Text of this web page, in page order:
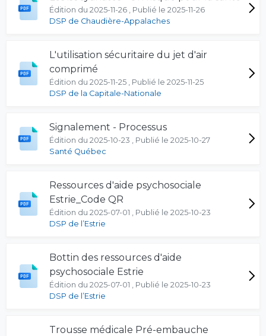
Édition du 2025-11-26 , Publié le 2025-11-26
DSP de Chaudière-Appalaches
L'utilisation sécuritaire du jet d'air
comprimé
Édition du 2025-11-25 , Publié le 2025-11-25
DSP de la Capitale-Nationale
Signalement - Processus
Édition du 2025-10-23 , Publié le 2025-10-27
Santé Québec
Ressources d'aide psychosociale
Estrie_Code QR
Édition du 2025-07-01 , Publié le 2025-10-23
DSP de l’Estrie
Bottin des ressources d'aide
psychosociale Estrie
Édition du 2025-07-01 , Publié le 2025-10-23
DSP de l’Estrie
Trousse médicale Pré-embauche